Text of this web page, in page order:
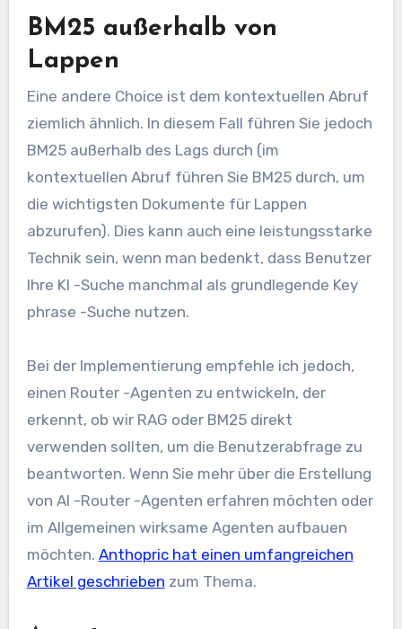
BM25 außerhalb von
Lappen
Eine andere Choice ist dem kontextuellen Abruf
ziemlich ähnlich. In diesem Fall führen Sie jedoch
BM25 außerhalb des Lags durch (im
kontextuellen Abruf führen Sie BM25 durch, um
die wichtigsten Dokumente für Lappen
abzurufen). Dies kann auch eine leistungsstarke
Technik sein, wenn man bedenkt, dass Benutzer
Ihre KI -Suche manchmal als grundlegende Key
phrase -Suche nutzen.
Bei der Implementierung empfehle ich jedoch,
einen Router -Agenten zu entwickeln, der
erkennt, ob wir RAG oder BM25 direkt
verwenden sollten, um die Benutzerabfrage zu
beantworten. Wenn Sie mehr über die Erstellung
von AI -Router -Agenten erfahren möchten oder
im Allgemeinen wirksame Agenten aufbauen
möchten. Anthopric hat einen umfangreichen
Artikel geschrieben zum Thema.